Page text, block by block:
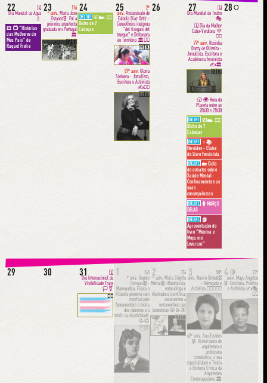
22
🗓
Dia Mundial da Água
💧
🎞📺 "Histórias
das Mulheres do
Meu País" de
Raquel Freire
23
116
º aniv. Maria José
Estanco🎖- Foi a
primeira arquitecta
graduada em Portugal
🏛
🇵🇹
24
ONLINE SET🏡: 👩‍⚕️
Bicho de 7
Cabeças
25
2º
aniv. Assassinato de
Eulodia Díaz Ortiz -
Conselheira indígena
"del tianguis del
trueque" e Defensora
do Território 🏛✊🏾
🇲🇽
87º aniv.Gloria
Steinem - Jornalista,
Escritora e Activista
✍️✊🏾
🇺🇸
26 27
🗓
Dia Mundial do Teatro
🎭
🗓 Dia da Mulher
Cabo-Verdiana 💜
✊🏿
77º aniv. Rosiska
Darcy de Oliveira -
Jornalista, Escritora e
Acadêmica feminista
✍️🏛
🇧🇷
🕣 🌍 Hora do
Planeta entre as
20h30 e 21h30
ONLINE SET🏡: 👩‍⚕️
Bicho de 7
Cabeças
ONLINE
♀︎📚
Heróides - Clube
do Livro Feminista
ONLINE 🏡 Ciclo
de debates sobre
Saúde Mental -
Confinamento e as
suas
consequências
ONLINE 🚺 MARÇO
DELAS
ONLINE
📗
Apresentação do
livro "Menina e
Moça me
Levaram"
28 🌕
29 30 31
🗓
Dia Internacional da
Visibilidade Trans
🏳️⚧
🏳️‍🌈
1
245
º aniv.Sophie
Germain🎖 -
Matemática, Física e
Filósofa pioneira com
contribuições
fundamentais à teoria
dos números e à
teoria da elasticidade.
📝🥼
🇫🇷
2
374
º aniv.Maria Sibylla
Merian🎖 -Naturalista,
entomóloga e
ilustradora científica;
documentou a
metamorfose das
borboletas 🥼📝🦋
🇩🇪
3
58º
aniv. Nasrín Sotudé🎖
- Advogada e
Activista 👩🏻‍⚖️✊🏽
🇮🇷
62º aniv. Ana Tostões
🎖- Historiadora de
arquitetura e
professora
catedrática; a sua
especialidade é Teoria
e História Crítica da
Arquitetura
Contemporânea 🏛
4 🌗
93º
aniv. Maya Angelou
🎖- Escritora, Poetisa
e Activista ✍️🎭
✊🏾
🇺🇸